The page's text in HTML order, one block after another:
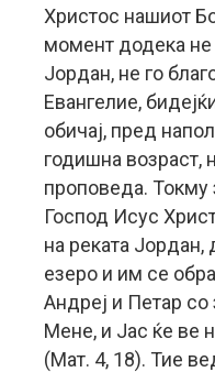
Христос нашиот
момент додека не
Јордан, не го
Евангелие,
обичај, пред
годишна возраст,
проповеда. Токму
Господ Исус
на реката Јордан,
езеро и им се
Андреј и Петар со
Мене, и Јас ќе ве
(Мат. 4, 18). Тие